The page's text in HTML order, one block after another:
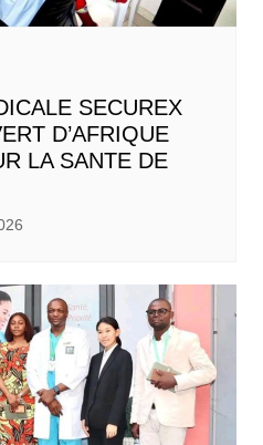
SECUREX
D’AFRIQUE
LA SANTE DE